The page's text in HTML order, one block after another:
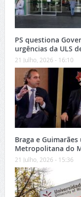
PS questiona
urgências da ULS
21 Julho, 2026 - 16:10
Braga e
Metropolitana do
21 Julho, 2026 - 15:36